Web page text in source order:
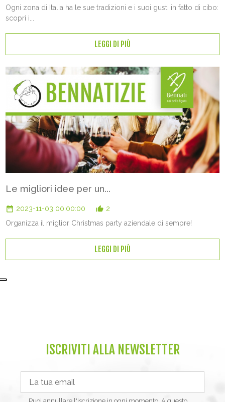
Ogni zona di Italia ha le sue tradizioni e i suoi gusti in fatto di cibo:
scopri i...
LEGGI DI PIÙ
Le migliori idee per un...
date_range 2023-11-03 00:00:00 thumb_up_alt 2
Organizza il miglior Christmas party aziendale di sempre!
LEGGI DI PIÙ
ISCRIVITI ALLA NEWSLETTER